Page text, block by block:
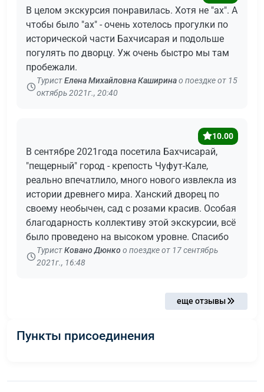
В целом экскурсия понравилась. Хотя не "ах". А
чтобы было "ах" - очень хотелось прогулки по
исторической части Бахчисарая и подольше
погулять по дворцу. Уж очень быстро мы там
пробежали.
ТуристЕлена Михайловна Каширинао поездке от 15
октябрь 2021г., 20:40
10.00
В сентябре 2021года посетила Бахчисарай,
"пещерный" город - крепость Чуфут-Кале,
реально впечатлило, много нового извлекла из
истории древнего мира. Ханский дворец по
своему необычен, сад с розами красив. Особая
благодарность коллективу этой экскурсии, всё
было проведено на высоком уровне. Спасибо
ТуристКовано Дюнко о поездке от 17 сентябрь
2021г., 16:48
еще отзывы
Пункты присоединения